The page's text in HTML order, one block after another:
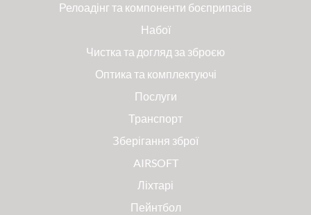
Релоадінг та компоненти боєприпасів
Набої
Чистка та догляд за зброєю
Оптика та комплектуючі
Послуги
Транспорт
Зберігання зброї
AIRSOFT
Ліхтарі
Пейнтбол